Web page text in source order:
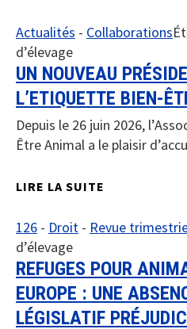
Actualités - Collaborations
d’élevage
UN NOUVEAU
L’ETIQUETTE BIEN-
Depuis le 26 juin 2026,
Être Animal a le plaisir
LIRE LA SUITE
126 - Droit - Revue
d’élevage
REFUGES POUR
EUROPE : UNE
LÉGISLATIF